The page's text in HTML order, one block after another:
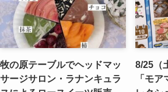
牧の原テーブルでヘッドマッ
サージサロン・ラナンキュラ
8/25（
「モ